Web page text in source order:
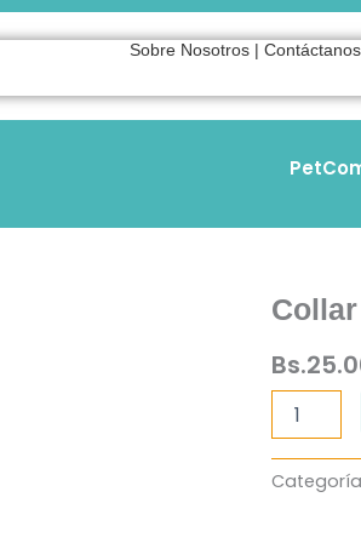
Sobre Nosotros |Contáctanos
Bs.
Engomado
S-